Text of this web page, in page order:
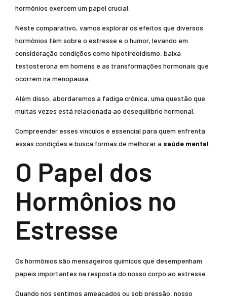
hormônios exercem um papel crucial.
Neste comparativo, vamos explorar os efeitos que diversos
hormônios têm sobre o estresse e o humor, levando em
consideração condições como hipotireoidismo, baixa
testosterona em homens e as transformações hormonais que
ocorrem na menopausa.
Além disso, abordaremos a fadiga crônica, uma questão que
muitas vezes está relacionada ao desequilíbrio hormonal.
Compreender esses vínculos é essencial para quem enfrenta
essas condições e busca formas de melhorar a saúde mental
O Papel dos
Hormônios no
Estresse
Os hormônios são mensageiros químicos que desempenham
papéis importantes na resposta do nosso corpo ao estresse.
Quando nos sentimos ameaçados ou sob pressão, nosso